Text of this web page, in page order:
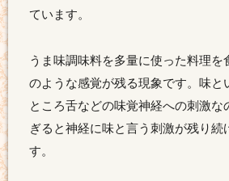
ています。
うま味調味料を多量に使った料理を
のような感覚が残る現象です。味と
ところ舌などの味覚神経への刺激な
ぎると神経に味と言う刺激が残り続
す。